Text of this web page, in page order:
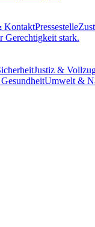
KontaktPressestelle
Gerechtigkeit stark.
Justiz &
Umwelt &